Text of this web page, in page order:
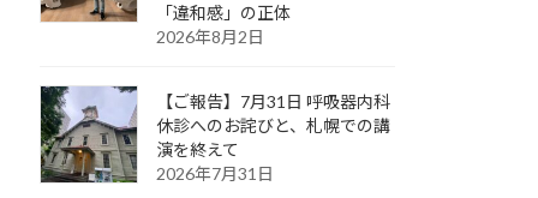
「違和感」の正体
2026年8月2日
【ご報告】7月31日 呼吸器内科
休診へのお詫びと、札幌での講
演を終えて
2026年7月31日